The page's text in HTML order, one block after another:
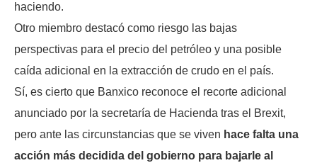
haciendo.
Otro miembro destacó como riesgo las bajas
perspectivas para el precio del petróleo y una posible
caída adicional en la extracción de crudo en el país.
Sí, es cierto que Banxico reconoce el recorte adicional
anunciado por la secretaría de Hacienda tras el Brexit,
pero ante las circunstancias que se viven hace falta una
acción más decidida del gobierno para bajarle al